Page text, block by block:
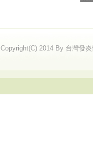
Copyright(C) 2014 By 台灣發